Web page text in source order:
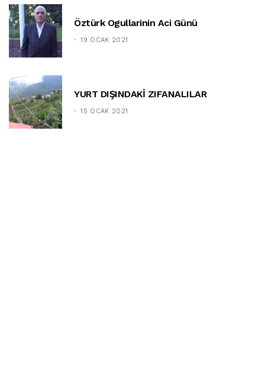
Öztürk Ogullarinin Aci Günü
19 OCAK 2021
YURT DIŞINDAKİ ZIFANALILAR
15 OCAK 2021